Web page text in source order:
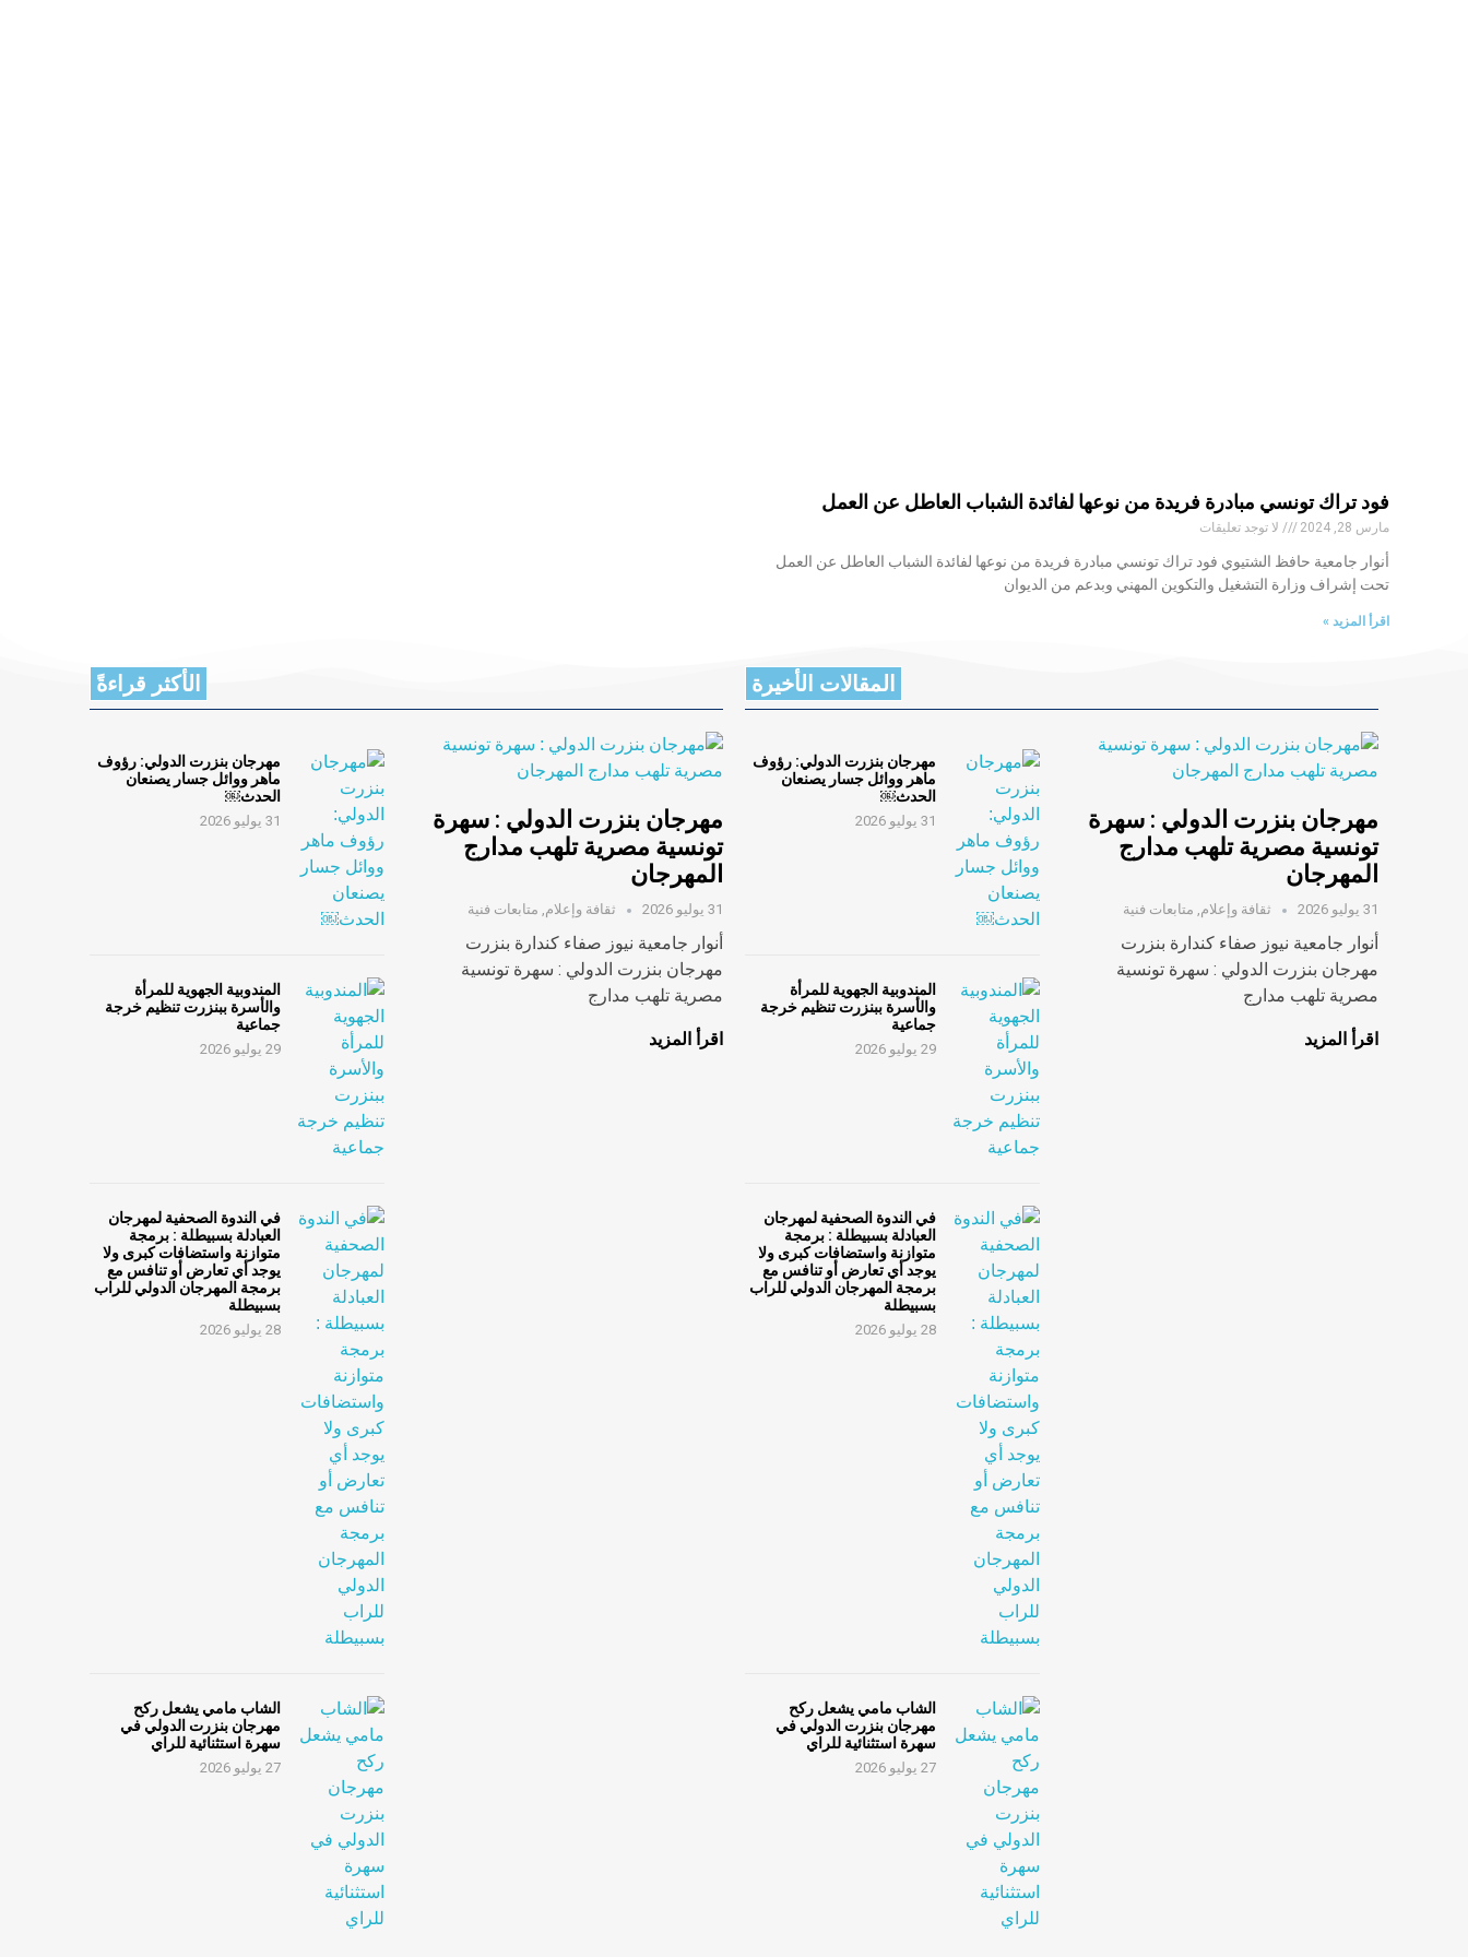
فود تراك تونسي مبادرة فريدة من نوعها لفائدة الشباب العاطل عن العمل
مارس 28, 2024 لا توجد تعليقات
أنوار جامعية حافظ الشتيوي فود تراك تونسي مبادرة فريدة من نوعها لفائدة الشباب العاطل عن العمل
تحت إشراف وزارة التشغيل والتكوين المهني وبدعم من الديوان
اقرأ المزيد »
المقالات الأخيرة
مهرجان بنزرت الدولي : سهرة
تونسية مصرية تلهب مدارج
المهرجان
31 يوليو 2026 ثقافة وإعلام, متابعات فنية
أنوار جامعية نيوز صفاء كندارة بنزرت
مهرجان بنزرت الدولي : سهرة تونسية
مصرية تلهب مدارج
اقرأ المزيد
مهرجان بنزرت الدولي: رؤوف
ماهر ووائل جسار يصنعان
الحدث￼
31 يوليو 2026
المندوبية الجهوية للمرأة
والأسرة ببنزرت تنظيم خرجة
جماعية
29 يوليو 2026
في الندوة الصحفية لمهرجان
العبادلة بسبيطلة : برمجة
متوازنة واستضافات كبرى ولا
يوجد أي تعارض أو تنافس مع
برمجة المهرجان الدولي للراب
بسبيطلة
28 يوليو 2026
الشاب مامي يشعل ركح
مهرجان بنزرت الدولي في
سهرة استثنائية للراي
27 يوليو 2026
الأكثر قراءةً
مهرجان بنزرت الدولي : سهرة
تونسية مصرية تلهب مدارج
المهرجان
31 يوليو 2026 ثقافة وإعلام, متابعات فنية
أنوار جامعية نيوز صفاء كندارة بنزرت
مهرجان بنزرت الدولي : سهرة تونسية
مصرية تلهب مدارج
اقرأ المزيد
مهرجان بنزرت الدولي: رؤوف
ماهر ووائل جسار يصنعان
الحدث￼
31 يوليو 2026
المندوبية الجهوية للمرأة
والأسرة ببنزرت تنظيم خرجة
جماعية
29 يوليو 2026
في الندوة الصحفية لمهرجان
العبادلة بسبيطلة : برمجة
متوازنة واستضافات كبرى ولا
يوجد أي تعارض أو تنافس مع
برمجة المهرجان الدولي للراب
بسبيطلة
28 يوليو 2026
الشاب مامي يشعل ركح
مهرجان بنزرت الدولي في
سهرة استثنائية للراي
27 يوليو 2026